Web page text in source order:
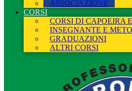
ASSOCIAZIONE
CORSI
CORSI DI CAPOEIRA
INSEGNANTE E
GRADUAZIONI
ALTRI CORSI